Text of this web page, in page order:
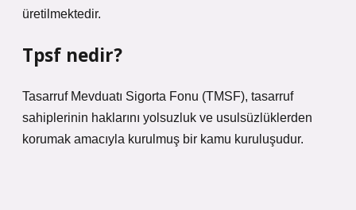
üretilmektedir.
Tpsf nedir?
Tasarruf Mevduatı Sigorta Fonu (TMSF), tasarruf
sahiplerinin haklarını yolsuzluk ve usulsüzlüklerden
korumak amacıyla kurulmuş bir kamu kuruluşudur.